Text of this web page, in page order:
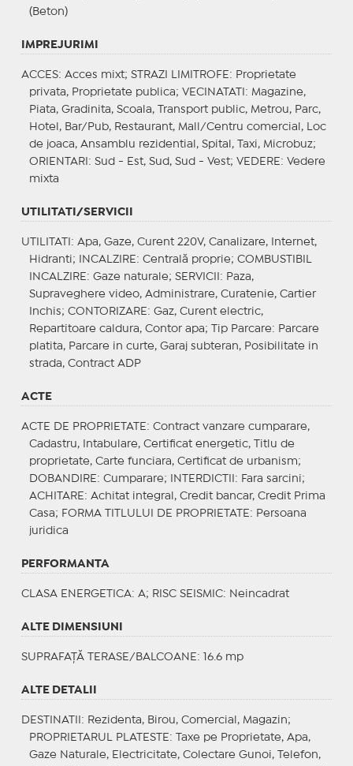
(Beton)
IMPREJURIMI
ACCES: Acces mixt; STRAZI LIMITROFE : Proprietate
privata, Proprietate publica; VECINATATI : Magazine,
Piata, Gradinita, Scoala, Transport public, Metrou, Parc,
Hotel, Bar/Pub, Restaurant, Mall/Centru comercial, Loc
de joaca, Ansamblu rezidential, Spital, Taxi, Microbuz;
ORIENTARI : Sud - Est, Sud, Sud - Vest; VEDERE : Vedere
mixta
UTILITATI/SERVICII
UTILITATI : Apa, Gaze, Curent 220V, Canalizare, Internet,
Hidranti;
INCALZIRE : Centrală proprie; COMBUSTIBIL
INCALZIRE : Gaze naturale; SERVICII : Paza,
Supraveghere video, Administrare, Curatenie, Cartier
Inchis; CONTORIZARE : Gaz, Curent electric,
Repartitoare caldura, Contor apa;
Tip Parcare: Parcare
platita, Parcare in curte, Garaj subteran, Posibilitate in
strada, Contract ADP
ACTE
ACTE DE PROPRIETATE : Contract vanzare cumparare,
Cadastru, Intabulare, Certificat energetic, Titlu de
proprietate, Carte funciara, Certificat de urbanism;
DOBANDIRE : Cumparare; INTERDICTII : Fara sarcini;
ACHITARE : Achitat integral, Credit bancar, Credit Prima
Casa; FORMA TITLULUI DE PROPRIETATE : Persoana
juridica
PERFORMANTA
CLASA ENERGETICA: A; RISC SEISMIC: Neincadrat
ALTE DIMENSIUNI
SUPRAFAȚĂ TERASE/BALCOANE: 16.6 mp
ALTE DETALII
DESTINATII : Rezidenta, Birou, Comercial, Magazin;
PROPRIETARUL PLATESTE : Taxe pe Proprietate, Apa,
Gaze Naturale, Electricitate, Colectare Gunoi, Telefon,